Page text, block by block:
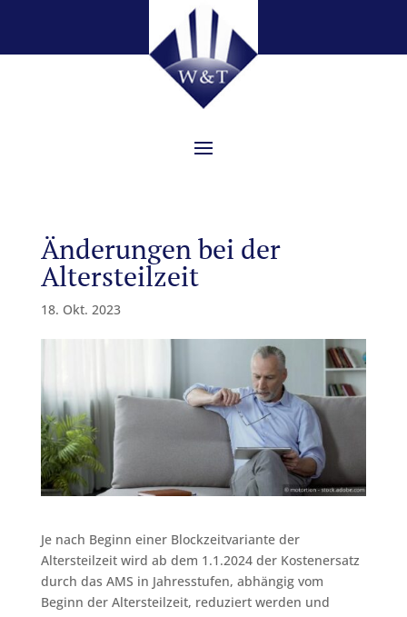
Änderungen bei der
Altersteilzeit
18. Okt. 2023
Je nach Beginn einer Blockzeitvariante der
Altersteilzeit wird ab dem 1.1.2024 der Kostenersatz
durch das AMS in Jahresstufen, abhängig vom
Beginn der Altersteilzeit, reduziert werden und